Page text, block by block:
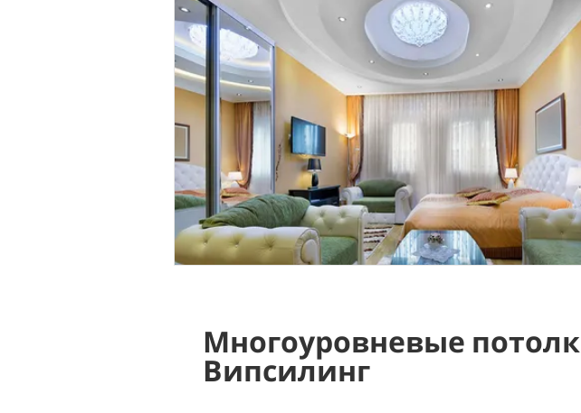
Многоуровневые
Випсилинг